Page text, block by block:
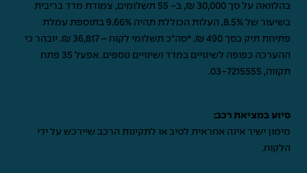
בהלוואה על סך 30,000 ₪, ב- 55 תשלומים, צמודת מדד בריבית
בשיעור של 8.5%, העלות הכוללת תהיה 9.66% בתוספת עמלת
פתיחת תיק בסך 490 ₪. *סה"כ תשלומי לקוח – 36,817 ₪. יובהר כי
ההערכה כפופה לשינויים במדד ושינויים נוספים. אפעל 35 פתח
תקווה, 03-7215555
.
סיוע במציאת רכב:
מימון ישיר אינה אחראית לטיב או לתקינות הרכב שיירכש על ידי
הלקוח.